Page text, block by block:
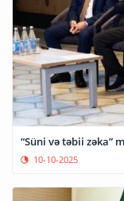
“Süni və təbii zəka”
10-10-2025